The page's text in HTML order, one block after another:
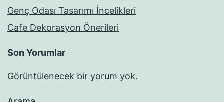
Genç Odası Tasarımı İncelikleri
Cafe Dekorasyon Önerileri
Son Yorumlar
Görüntülenecek bir yorum yok.